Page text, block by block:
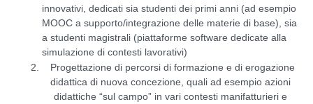
innovativi, dedicati sia studenti dei primi anni (ad esempio
MOOC a supporto/integrazione delle materie di base), sia
a studenti magistrali (piattaforme software dedicate alla
simulazione di contesti lavorativi)
Progettazione di percorsi di formazione e di erogazione
didattica di nuova concezione, quali ad esempio azioni
didattiche “sul campo” in vari contesti manifatturieri e